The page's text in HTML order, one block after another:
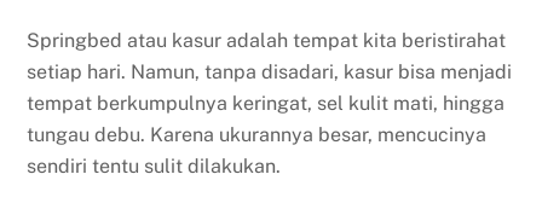
Springbed atau kasur adalah tempat kita beristirahat
setiap hari. Namun, tanpa disadari, kasur bisa menjadi
tempat berkumpulnya keringat, sel kulit mati, hingga
tungau debu. Karena ukurannya besar, mencucinya
sendiri tentu sulit dilakukan.